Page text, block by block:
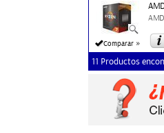
Comparar »
11 Productos